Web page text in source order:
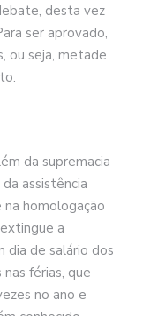
desta vez
ser aprovado,
ou seja, metade
da supremacia
assistência
homologação
a
dia de salário dos
férias, que
no ano e